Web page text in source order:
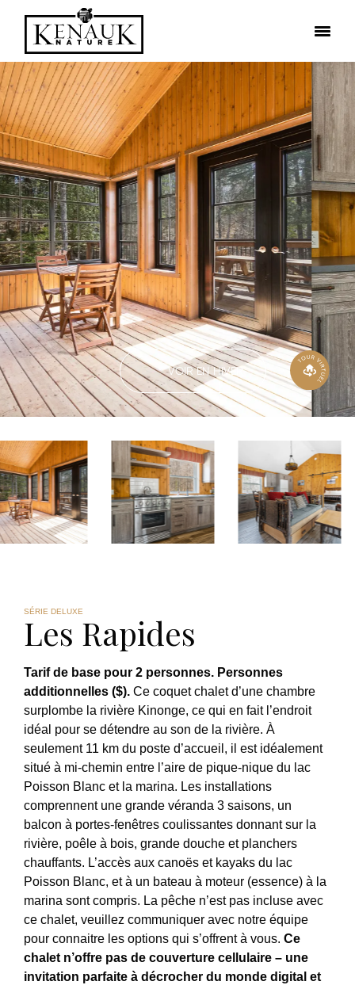
VOIR EN HIVER
SÉRIE DELUXE
Les Rapides
Tarif de base pour 2 personnes. Personnes
additionnelles ($). Ce coquet chalet d’une chambre
surplombe la rivière Kinonge, ce qui en fait l’endroit
idéal pour se détendre au son de la rivière. À
seulement 11 km du poste d’accueil, il est idéalement
situé à mi-chemin entre l’aire de pique-nique du lac
Poisson Blanc et la marina. Les installations
comprennent une grande véranda 3 saisons, un
balcon à portes-fenêtres coulissantes donnant sur la
rivière, poêle à bois, grande douche et planchers
chauffants. L’accès aux canoës et kayaks du lac
Poisson Blanc, et à un bateau à moteur (essence) à la
marina sont compris. La pêche n’est pas incluse avec
ce chalet, veuillez communiquer avec notre équipe
pour connaitre les options qui s’offrent à vous. Ce
chalet n’offre pas de couverture cellulaire – une
invitation parfaite à décrocher du monde digital et